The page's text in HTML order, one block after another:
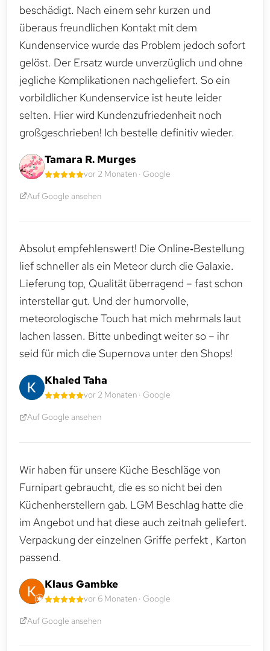
beschädigt. Nach einem sehr kurzen und
überaus freundlichen Kontakt mit dem
Kundenservice wurde das Problem jedoch sofort
gelöst. Der Ersatz wurde unverzüglich und ohne
jegliche Komplikationen nachgeliefert. So ein
vorbildlicher Kundenservice ist heute leider
selten. Hier wird Kundenzufriedenheit noch
großgeschrieben! Ich bestelle definitiv wieder.
Tamara R. Murges
vor 2 Monaten · Google
Auf Google ansehen
Absolut empfehlenswert! Die Online‑Bestellung
lief schneller als ein Meteor durch die Galaxie.
Lieferung top, Qualität überragend – fast schon
interstellar gut. Und der humorvolle,
meteorologische Touch hat mich mehrmals laut
lachen lassen. Bitte unbedingt weiter so – ihr
seid für mich die Supernova unter den Shops!
Khaled Taha
vor 2 Monaten · Google
Auf Google ansehen
Wir haben für unsere Küche Beschläge von
Furnipart gebraucht, die es so nicht bei den
Küchenherstellern gab. LGM Beschlag hatte die
im Angebot und hat diese auch zeitnah geliefert.
Verpackung der einzelnen Griffe perfekt , Karton
passend.
Klaus Gambke
vor 6 Monaten · Google
Auf Google ansehen